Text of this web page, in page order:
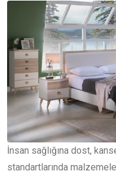
İnsan sağlığına dost,
standartlarında